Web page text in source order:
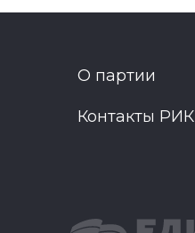
О партии
Контакты РИК